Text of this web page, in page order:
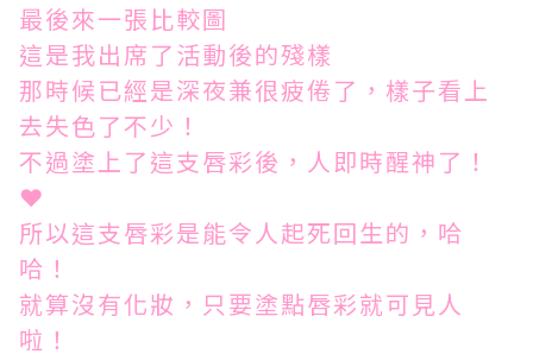
最後來一張比較圖
這是我出席了活動後的殘樣
那時候已經是深夜兼很疲倦了，樣子看上
去失色了不少！
不過塗上了這支唇彩後，人即時醒神了！
❤
所以這支唇彩是能令人起死回生的，哈
哈！
就算沒有化妝，只要塗點唇彩就可見人
啦！